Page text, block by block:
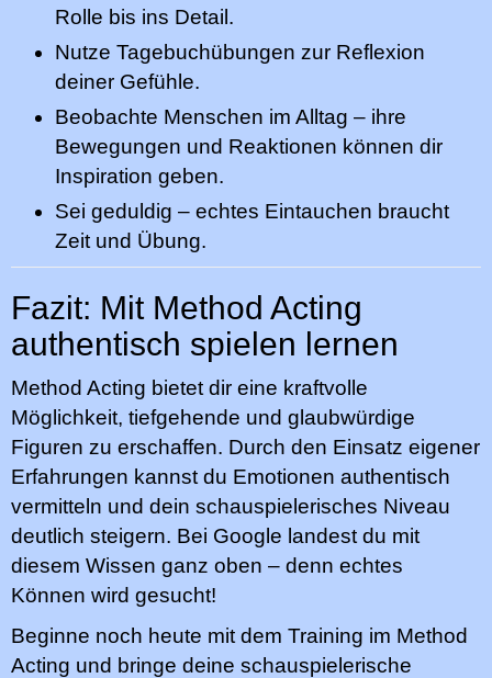
Rolle bis ins Detail.
Nutze Tagebuchübungen zur Reflexion
deiner Gefühle.
Beobachte Menschen im Alltag – ihre
Bewegungen und Reaktionen können dir
Inspiration geben.
Sei geduldig – echtes Eintauchen braucht
Zeit und Übung.
Fazit: Mit Method Acting
authentisch spielen lernen
Method Acting bietet dir eine kraftvolle
Möglichkeit, tiefgehende und glaubwürdige
Figuren zu erschaffen. Durch den Einsatz eigener
Erfahrungen kannst du Emotionen authentisch
vermitteln und dein schauspielerisches Niveau
deutlich steigern. Bei Google landest du mit
diesem Wissen ganz oben – denn echtes
Können wird gesucht!
Beginne noch heute mit dem Training im Method
Acting und bringe deine schauspielerische